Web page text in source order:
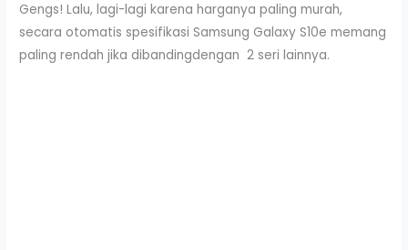
Gengs! Lalu, lagi-lagi karena harganya paling murah,
secara otomatis spesifikasi Samsung Galaxy S10e memang
paling rendah jika dibandingdengan 2 seri lainnya.